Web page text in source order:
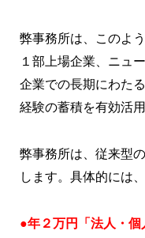
弊事務所は、このよ
１部上場企業、ニュ
企業での長期にわた
経験の蓄積を有効活
弊事務所は、従来型
します。具体的には
●年２万円「法人・